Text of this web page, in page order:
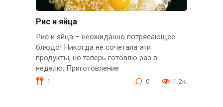
Рис и яйца
Рис и яйца – неожиданно потрясающее
блюдо! Никогда не сочетала эти
продукты, но теперь готовлю раз в
неделю. Приготовление
1 0 1.2к.